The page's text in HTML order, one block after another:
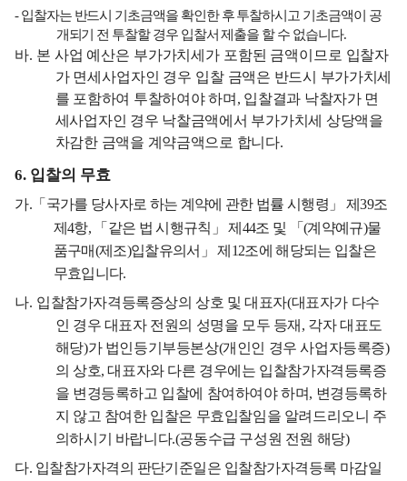
-입찰자는 반드시 기초금액을 확인한 후 투찰하시고 기초금액이 공
개되기 전 투찰할 경우 입찰서 제출을 할 수 없습니다.
바. 본 사업 예산은 부가가치세가 포함된 금액이므로 입찰자
가 면세사업자인 경우 입찰 금액은 반드시 부가가치세
를 포함하여 투찰하여야 하며 , 입찰결과 낙찰자가 면
세사업자인 경우 낙찰금액에서 부가가치세 상당액을
차감한 금액을 계약금액으로 합니다.
6. 입찰의 무효
가. 「 국가를 당사자로 하는 계약에 관한 법률 시행령 」 제39조
제 4항, 「 같은 법 시행규칙 」제 44조 및 「(계약예규)물
품구매(제조)입찰유의서 」제 12조에 해당되는 입찰은
무효입니다.
나. 입찰참가자격등록증상의 상호 및 대표자(대표자가 다수
인 경우 대표자 전원의 성명을 모두 등재 , 각자 대표도
해당)가 법인등기부등본상(개인인 경우 사업자등록증)
의 상호,대표자와 다른 경우에는 입찰참가자격등록증
을 변경등록하고 입찰에 참여하여야 하며, 변경등록하
지 않고 참여한 입찰은 무효입찰임을 알려드리오니 주
의하시기 바랍니다.(공동수급 구성원 전원 해당)
다. 입찰참가자격의 판단기준일은 입찰참가자격등록 마감일